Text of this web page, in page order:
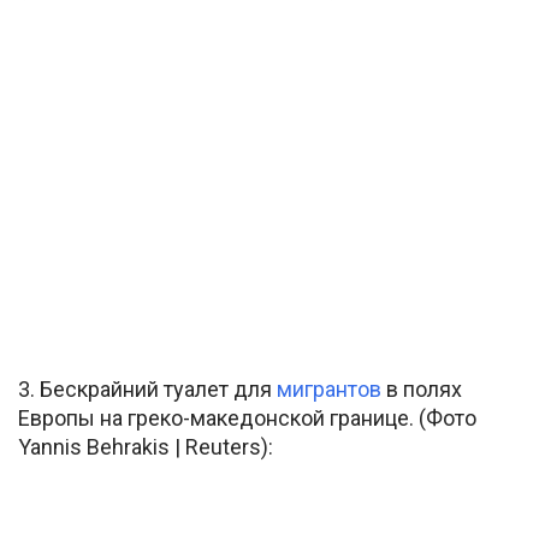
3. Бескрайний туалет для мигрантов в полях
Европы на греко-македонской границе. (Фото
Yannis Behrakis | Reuters):